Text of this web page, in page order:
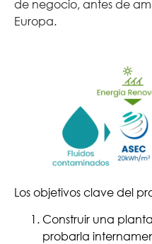
de negocio, antes de
Europa.
Los objetivos clave del
Construir una
probarla